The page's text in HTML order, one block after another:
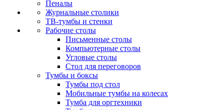
Пеналы
Журнальные столики
ТВ‑тумбы и стенки
Рабочие столы
Письменные столы
Компьютерные столы
Угловые столы
Стол для переговоров
Тумбы и боксы
Тумбы под стол
Мобильные тумбы на колесах
Тумба для оргтехники